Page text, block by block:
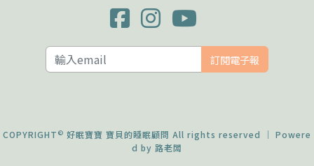
訂閱電子報
COPYRIGHT © 好眠寶寶 寶貝的睡眠顧問 All rights reserved ｜ Powere
d by 路老闆